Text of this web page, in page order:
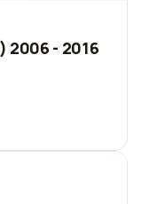
2006 - 2016